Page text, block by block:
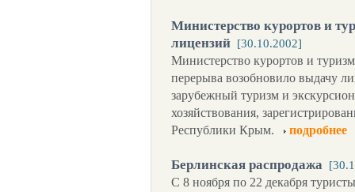
Министерство курортов и
лицензий [30.10.2002]
Министерство курортов и
перерыва возобновило выдачу
зарубежный туризм и
хозяйствования,
Республики Крым.
подробнее
Берлинская распродажа
С 8 ноября по 22 декабря